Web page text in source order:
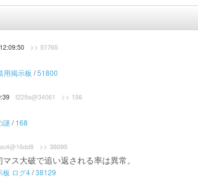
>> 51765
用掲示板 /51800
f229a@34061 >> 156
謎 /168
>> 38095
ス大破で追い返される率は異常。
板 ログ4/38129